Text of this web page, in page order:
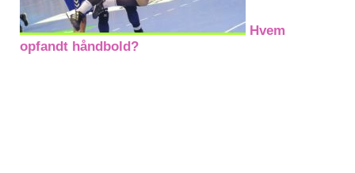
Hvem
opfandt håndbold?